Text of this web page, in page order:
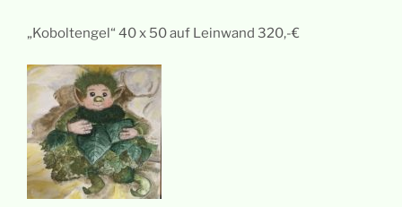
„Koboltengel“ 40 x 50 auf Leinwand 320,-€